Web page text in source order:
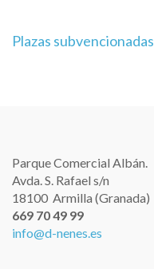
Navegación
Plazas subvencionadas
Parque Comercial Albán.
Avda. S. Rafael s/n
18100 Armilla (Granada)
669 70 49 99
info@d-nenes.es